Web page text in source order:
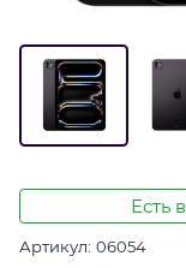
Есть
Артикул: 06054